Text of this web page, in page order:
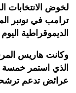
لخوض الانتخابات
ترامب في نونبر
الديموقراطية
وكانت هاريس
عرائض تدعم ترشحها